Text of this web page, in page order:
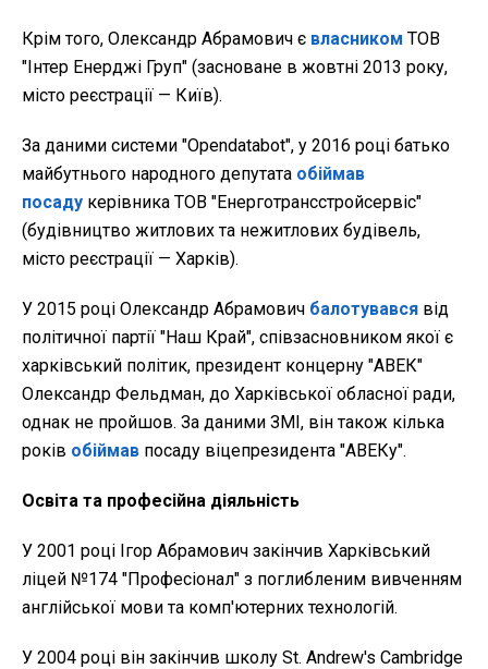
Крім того, Олександр Абрамович є власником ТОВ
"Інтер Енерджі Груп" (засноване в жовтні 2013 року,
місто реєстрації — Київ).
За даними системи "Оpendatabot", у 2016 році батько
майбутнього народного депутата обіймав
посаду керівника ТОВ "Енерготрансстройсервіс"
(будівництво житлових та нежитлових будівель,
місто реєстрації — Харків).
У 2015 році Олександр Абрамович балотувався від
політичної партії "Наш Край", співзасновником якої є
харківський політик, президент концерну "АВЕК"
Олександр Фельдман, до Харківської обласної ради,
однак не пройшов. За даними ЗМІ, він також кілька
років обіймав посаду віцепрезидента "АВЕКу".
Освіта та професійна діяльність
У 2001 році Ігор Абрамович закінчив Харківський
ліцей №174 "Професіонал" з поглибленим вивченням
англійської мови та комп'ютерних технологій.
У 2004 році він закінчив школу St. Andrew's Cambridge